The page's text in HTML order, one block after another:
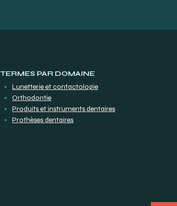
TERMES PAR DOMAINE
Lunetterie et contactologie
Orthodontie
Produits et instruments dentaires
Prothèses dentaires